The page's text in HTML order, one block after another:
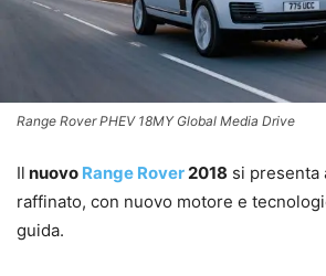
Range Rover PHEV 18MY Global Media Drive
Il nuovo Range Rover 2018 si presenta
raffinato, con nuovo motore e
guida.